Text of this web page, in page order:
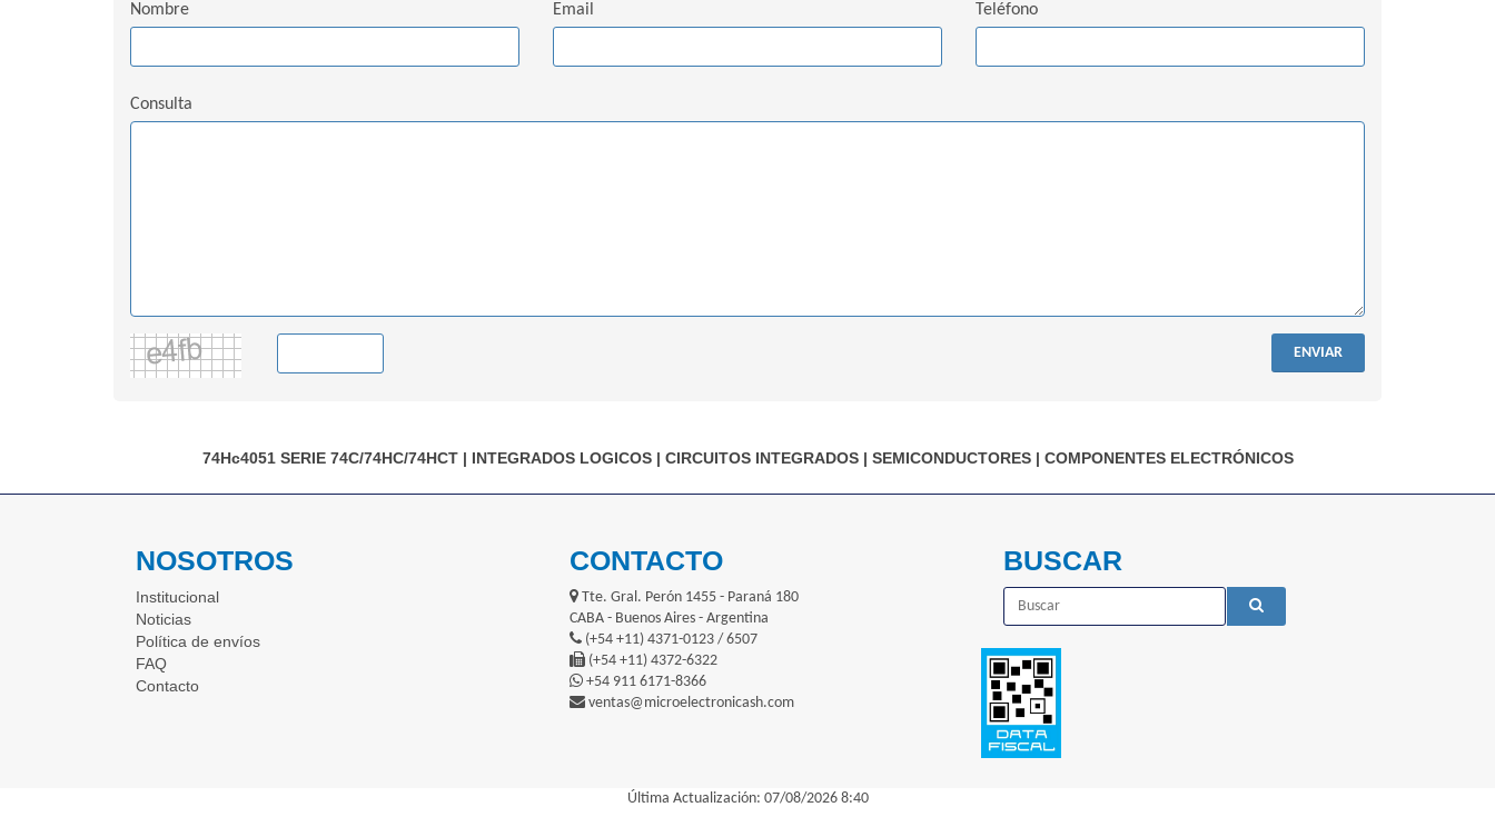
Nombre Email Teléfono
Consulta
ENVIAR
74Hc4051 SERIE 74C/74HC/74HCT| INTEGRADOS LOGICOS| CIRCUITOS INTEGRADOS| SEMICONDUCTORES| COMPONENTES ELECTRÓNICOS
NOSOTROS
Institucional
Noticias
Política de envíos
FAQ
Contacto
CONTACTO
Tte. Gral. Perón 1455 - Paraná 180
CABA - Buenos Aires - Argentina
(+54 +11) 4371-0123 / 6507
(+54 +11) 4372-6322
+54 911 6171-8366
ventas@microelectronicash.com
BUSCAR
Última Actualización: 07/08/2026 8:40